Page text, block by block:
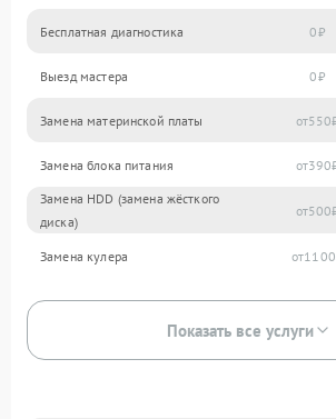
Бесплатная диагностика 0
Выезд мастера 0
Замена материнской платы 550
Замена блока питания 390
Замена HDD (замена жёсткого
диска)
500
Замена кулера 1100
Показать все услуги